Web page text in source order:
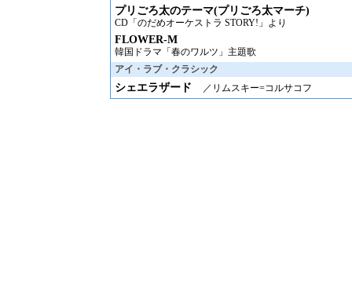
プリごろ太のテーマ(プリごろ太マーチ)
CD「のだめオーケストラ STORY!」より
FLOWER-M
韓国ドラマ「春のワルツ」主題歌
アイ・ラブ・クラシック
シェエラザード ／リムスキー=コルサコフ